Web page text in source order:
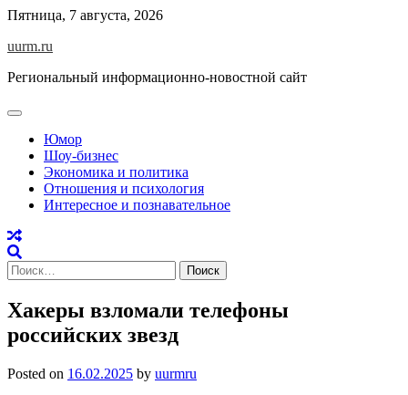
Skip
content
Пятница, 7 августа, 2026
uurm.ru
Региональный информационно-новостной сайт
Юмор
Шоу-бизнес
Экономика и политика
Отношения и психология
Интересное и познавательное
Найти:
Хакеры взломали телефоны
российских звезд
Posted on 16.02.2025 by uurmru